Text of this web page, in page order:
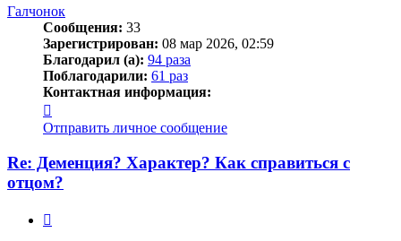
началу
Галчонок
Сообщения: 33
Зарегистрирован: 08 мар 2026, 02:59
Благодарил (а): 94 раза
Поблагодарили: 61 раз
Контактная информация:
информация
пользователя
Отправить личное сообщение
Re: Деменция? Характер? Как справиться с
отцом?